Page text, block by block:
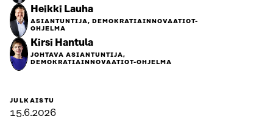
Heikki Lauha
ASIANTUNTIJA, DEMOKRATIAINNOVAATIOT-
OHJELMA
Kirsi Hantula
JOHTAVA ASIANTUNTIJA,
DEMOKRATIAINNOVAATIOT-OHJELMA
JULKAISTU
15.6.2026